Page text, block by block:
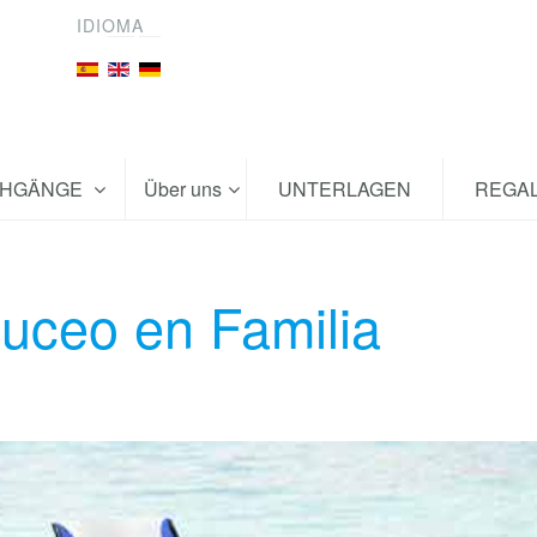
IDIOMA
Über uns UNTERLAGEN
en Familia